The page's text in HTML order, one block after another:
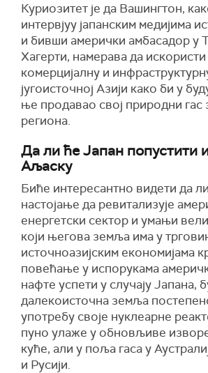
Куриозитет је да Вашингтон,
интервјуу јапанским медијима
и бивши амерички амбасадор у
Хагерти, намерава да искористи
комерцијалну и
југоисточној Азији како би у
ње продавао свој природни
региона.
Да ли ће Јапан попустити
Аљаску
Биће интересантно видети да
настојање да ревитализује
енергетски сектор и умањи
који његова земља има у
источноазијским економијама
повећање у испорукама
нафте успети у случају Јапана,
далекоисточна земља
употребу своје нуклеарне
пуно улаже у обновљиве
куће, али у поља гаса у
и Русији.